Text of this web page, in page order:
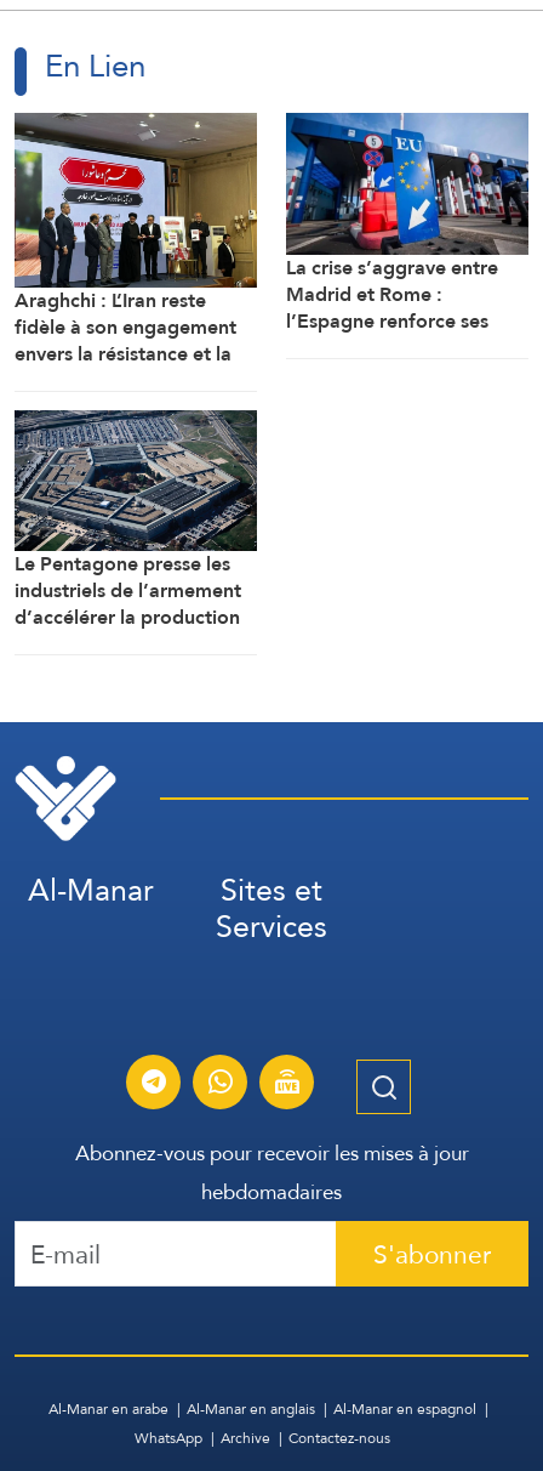
En Lien
Araghchi : L’Iran reste
fidèle à son engagement
envers la résistance et la
malgré toutes les pressions
La crise s’aggrave entre
Madrid et Rome :
l’Espagne renforce ses
Le Pentagone presse les
industriels de l’armement
d’accélérer la production
Al-Manar Sites et
Services
Abonnez-vous pour recevoir les mises à jour
hebdomadaires
S'abonner
Al-Manar en arabe Al-Manar en anglais
Al-Manar en espagnol
WhatsApp
Archive Contactez-nous